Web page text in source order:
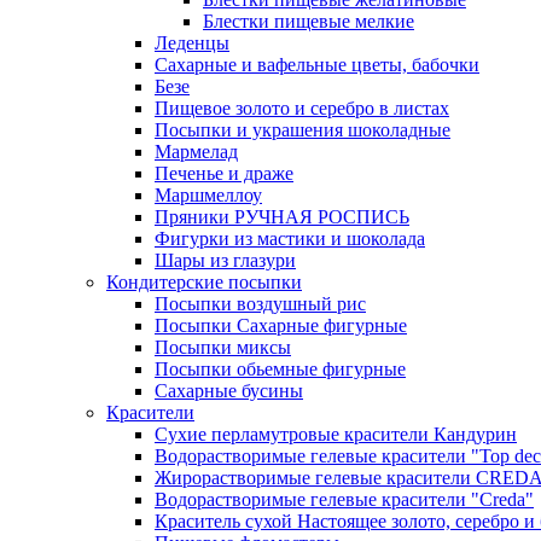
Блестки пищевые мелкие
Леденцы
Сахарные и вафельные цветы, бабочки
Безе
Пищевое золото и серебро в листах
Посыпки и украшения шоколадные
Мармелад
Печенье и драже
Маршмеллоу
Пряники РУЧНАЯ РОСПИСЬ
Фигурки из мастики и шоколада
Шары из глазури
Кондитерские посыпки
Посыпки воздушный рис
Посыпки Сахарные фигурные
Посыпки миксы
Посыпки обьемные фигурные
Сахарные бусины
Красители
Сухие перламутровые красители Кандурин
Водорастворимые гелевые красители "Top
Жирорастворимые гелевые красители CREDA
Водорастворимые гелевые красители "Creda"
Краситель сухой Настоящее золото, серебро и